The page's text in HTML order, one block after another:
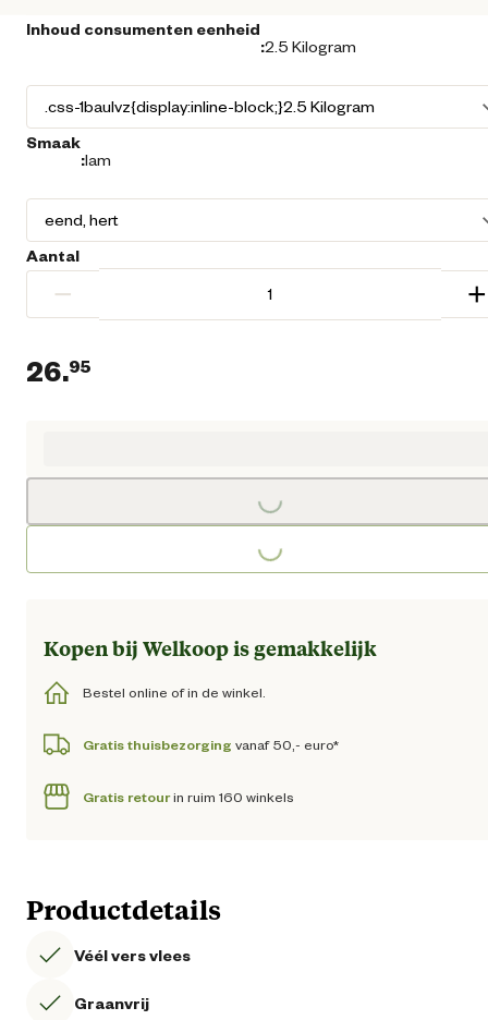
Inhoud consumenten eenheid
:2.5 Kilogram
Smaak
:lam
Aantal
− +
26.95
Loading...
Loading...
Kopen bij Welkoop is gemakkelijk
Bestel online of in de winkel.
Gratis thuisbezorging vanaf 50,- euro*
Gratis retourin ruim 160 winkels
Productdetails
Véél vers vlees
Graanvrij